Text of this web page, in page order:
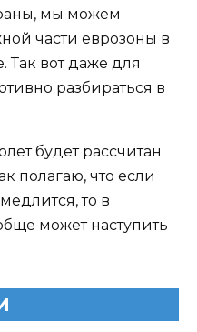
мы можем
части еврозоны в
Так вот даже для
разбираться в
будет рассчитан
полагаю, что если
то в
может наступить